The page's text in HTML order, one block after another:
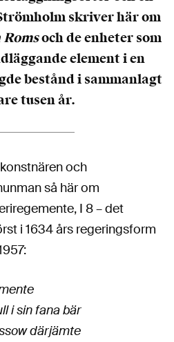
skriver här om
och de enheter som
element i en
bestånd i sammanlagt
tusen år.
och
så här om
I 8 – det
i 1634 års regeringsform
i sin fana bär
därjämte